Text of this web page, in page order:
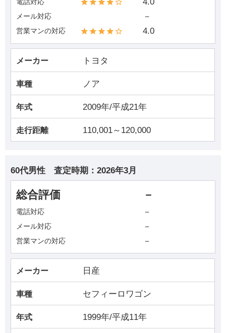
メール対応 －
営業マンの対応 4.0
メーカー トヨタ
車種 ノア
年式 2009年/平成21年
走行距離 110,001～120,000
60代男性 査定時期： 2026年3月
総合評価 －
電話対応 －
メール対応 －
営業マンの対応 －
メーカー 日産
車種 セフィーロワゴン
年式 1999年/平成11年